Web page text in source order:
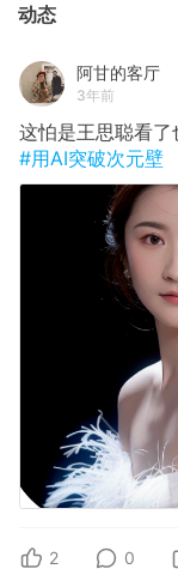
动态
阿甘的客厅
3年前
这怕是王思聪看
#用AI突破次元壁
2 0